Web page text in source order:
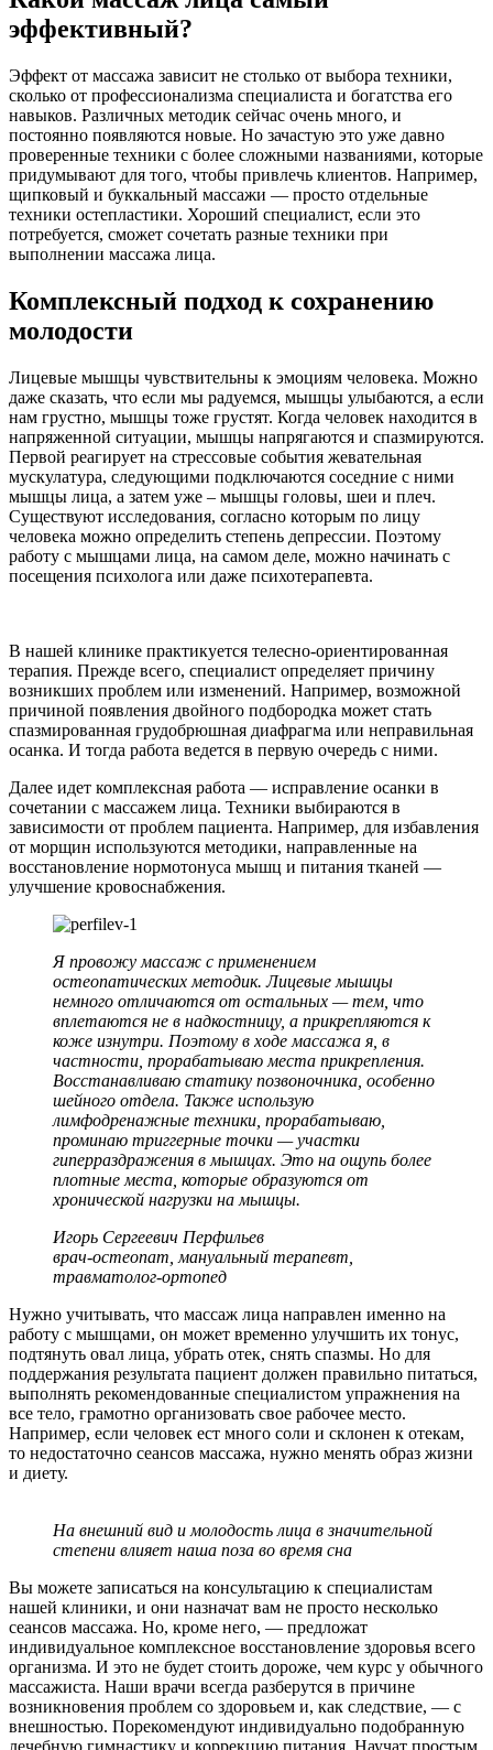
эффективный?
Эффект от массажа зависит не столько от выбора техники,
сколько от профессионализма специалиста и богатства его
навыков. Различных методик сейчас очень много, и
постоянно появляются новые. Но зачастую это уже давно
проверенные техники с более сложными названиями, которые
придумывают для того, чтобы привлечь клиентов. Например,
щипковый и буккальный массажи — просто отдельные
техники остепластики. Хороший специалист, если это
потребуется, сможет сочетать разные техники при
выполнении массажа лица.
Комплексный подход к сохранению
молодости
Лицевые мышцы чувствительны к эмоциям человека. Можно
даже сказать, что если мы радуемся, мышцы улыбаются, а если
нам грустно, мышцы тоже грустят. Когда человек находится в
напряженной ситуации, мышцы напрягаются и спазмируются.
Первой реагирует на стрессовые события жевательная
мускулатура, следующими подключаются соседние с ними
мышцы лица, а затем уже ‒ мышцы головы, шеи и плеч.
Существуют исследования, согласно которым по лицу
человека можно определить степень депрессии. Поэтому
работу с мышцами лица, на самом деле, можно начинать с
посещения психолога или даже психотерапевта.
В нашей клинике практикуется телесно-ориентированная
терапия. Прежде всего, специалист определяет причину
возникших проблем или изменений. Например, возможной
причиной появления двойного подбородка может стать
спазмированная грудобрюшная диафрагма или неправильная
осанка. И тогда работа ведется в первую очередь с ними.
Далее идет комплексная работа — исправление осанки в
сочетании с массажем лица. Техники выбираются в
зависимости от проблем пациента. Например, для избавления
от морщин используются методики, направленные на
восстановление нормотонуса мышц и питания тканей —
улучшение кровоснабжения.
Я провожу массаж с применением
остеопатических методик. Лицевые мышцы
немного отличаются от остальных — тем, что
вплетаются не в надкостницу, а прикрепляются к
коже изнутри. Поэтому в ходе массажа я, в
частности, прорабатываю места прикрепления.
Восстанавливаю статику позвоночника, особенно
шейного отдела. Также использую
лимфодренажные техники, прорабатываю,
проминаю триггерные точки — участки
гиперраздражения в мышцах. Это на ощупь более
плотные места, которые образуются от
хронической нагрузки на мышцы.
Игорь Сергеевич Перфильев
врач-остеопат, мануальный терапевт,
травматолог-ортопед
Нужно учитывать, что массаж лица направлен именно на
работу с мышцами, он может временно улучшить их тонус,
подтянуть овал лица, убрать отек, снять спазмы. Но для
поддержания результата пациент должен правильно питаться,
выполнять рекомендованные специалистом упражнения на
все тело, грамотно организовать свое рабочее место.
Например, если человек ест много соли и склонен к отекам,
то недостаточно сеансов массажа, нужно менять образ жизни
и диету.
На внешний вид и молодость лица в значительной
степени влияет наша поза во время сна
Вы можете записаться на консультацию к специалистам
нашей клиники, и они назначат вам не просто несколько
сеансов массажа. Но, кроме него, — предложат
индивидуальное комплексное восстановление здоровья всего
организма. И это не будет стоить дороже, чем курс у обычного
массажиста. Наши врачи всегда разберутся в причине
возникновения проблем со здоровьем и, как следствие, — с
внешностью. Порекомендуют индивидуально подобранную
лечебную гимнастику и коррекцию питания. Научат простым